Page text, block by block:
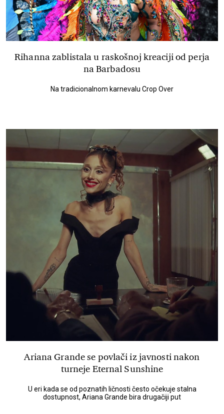
Rihanna zablistala u raskošnoj kreaciji od perja
na Barbadosu
Na tradicionalnom karnevalu Crop Over
Ariana Grande se povlači iz javnosti nakon
turneje Eternal Sunshine
U eri kada se od poznatih ličnosti često očekuje stalna
dostupnost, Ariana Grande bira drugačiji put